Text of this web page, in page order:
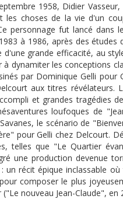
1958, Didier
les choses de la vie d'un
personnage fut lancé
à 1986, après des
grande efficacité, au
dynamiter les conceptions
par Dominique Gelli
aux titres révélateurs.
et grandes tragédies
loufoques de
le scénario de
pour Gelli chez Delcourt.
telles que "Le Quartier
une production devenue
un récit épique inclassable
composer le plus
nouveau Jean-Claude", en